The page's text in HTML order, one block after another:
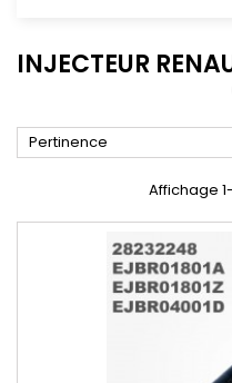
INJECTEUR
Pertinence
Affichage